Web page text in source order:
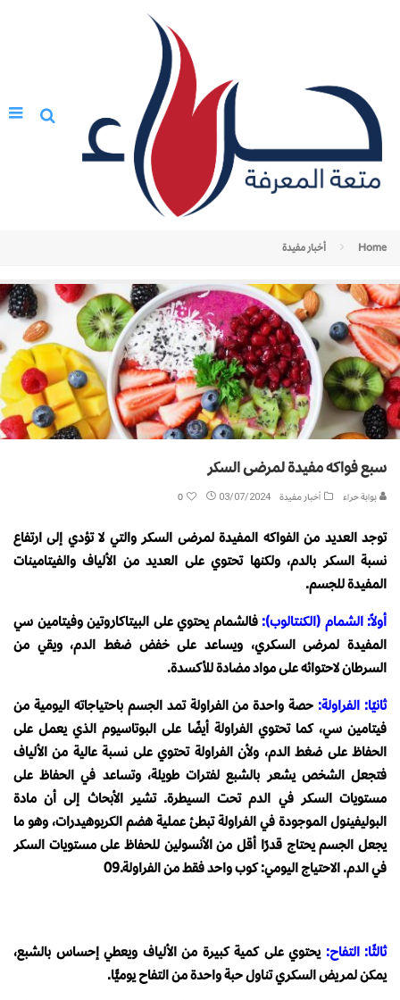
Home أخبار مفيدة
سبع فواكه مفيدة لمرضى السكر
بوابة حراء أخبار مفيدة 03/07/2024
0
توجد العديد من الفواكه المفيدة لمرضى السكر والتي لا تؤدي إلى ارتفاع
نسبة السكر بالدم، ولكنها تحتوي على العديد من الألياف والفيتامينات
المفيدة للجسم.
أولاً: الشمام (الكنتالوب): فالشمام يحتوي على البيتاكاروتين وفيتامين سي
المفيدة لمرضى السكري، ويساعد على خفض ضغط الدم، ويقي من
السرطان لاحتوائه على مواد مضادة للأكسدة.
ثانيًا: الفراولة: حصة واحدة من الفراولة تمد الجسم باحتياجاته اليومية من
فيتامين سي، كما تحتوي الفراولة أيضًا على البوتاسيوم الذي يعمل على
الحفاظ على ضغط الدم، ولأن الفراولة تحتوي على نسبة عالية من الألياف
فتجعل الشخص يشعر بالشبع لفترات طويلة، وتساعد في الحفاظ على
مستويات السكر في الدم تحت السيطرة. تشير الأبحاث إلى أن مادة
البوليفينول الموجودة في الفراولة تبطئ عملية هضم الكربوهيدرات، وهو ما
يجعل الجسم يحتاج قدرًا أقل من الأنسولين للحفاظ على مستويات السكر
ثالثًا: التفاح: يحتوي على كمية كبيرة من الألياف ويعطي إحساس بالشبع،
يمكن لمريض السكري تناول حبة واحدة من التفاح يوميًّا.